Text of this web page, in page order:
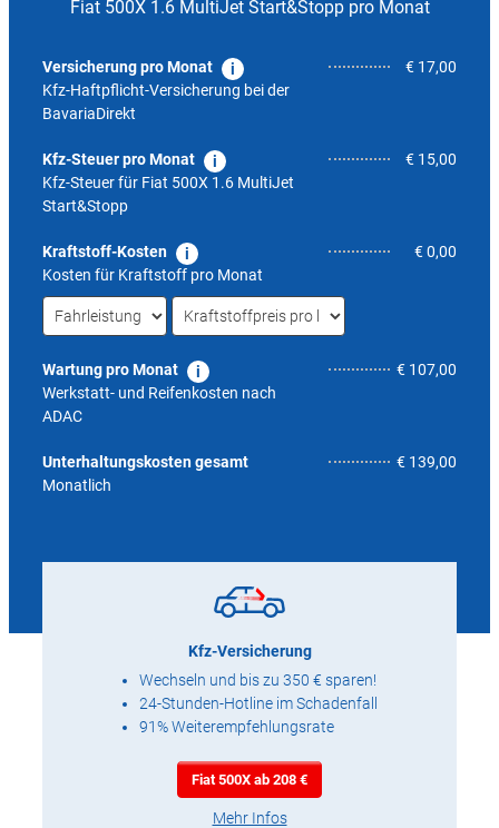
Fiat 500X 1.6 MultiJet Start&Stopp pro Monat
Versicherung pro Monat
Kfz-Haftpflicht-Versicherung bei der
BavariaDirekt
€ 17,00
Kfz-Steuer pro Monat
Kfz-Steuer für Fiat 500X 1.6 MultiJet
Start&Stopp
€ 15,00
Kraftstoff-Kosten
Kosten für Kraftstoff pro Monat
€ 0,00
Wartung pro Monat
Werkstatt- und Reifenkosten nach
ADAC
€ 107,00
Unterhaltungskosten gesamt
Monatlich
€ 139,00
Kfz-Versicherung
Wechseln und bis zu 350 € sparen!
24-Stunden-Hotline im Schadenfall
91% Weiterempfehlungsrate
Fiat 500X ab 208 €
Mehr Infos